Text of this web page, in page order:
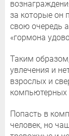
за которые он
свою очередь
«гормона
Таким
увлечения и
взрослых и
компьютерных
Попасть в
человек, но